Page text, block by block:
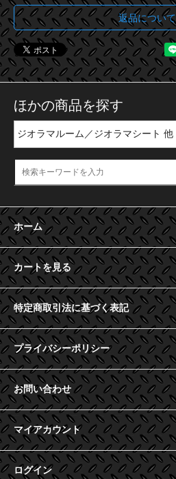
返品について
ほかの商品を探す
ホーム
カートを見る
特定商取引法に基づく表記
プライバシーポリシー
お問い合わせ
マイアカウント
ログイン